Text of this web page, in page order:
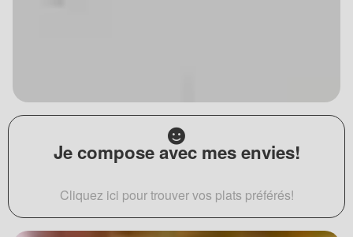
Je compose avec mes envies!
Cliquez ici pour trouver vos plats préférés!